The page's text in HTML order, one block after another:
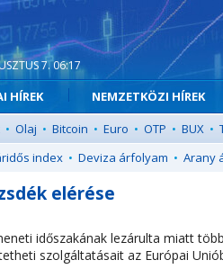
7. 06:17
HÍREK NEMZETKÖZI HÍREK
• Olaj • Bitcoin • Euro • OTP • BUX •
index • Deviza árfolyam • Arany
elérése
időszakának lezárulta miatt
szolgáltatásait az Európai